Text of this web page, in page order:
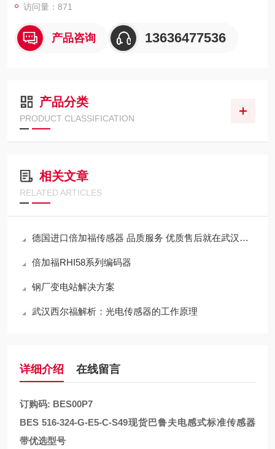
访问量：871
产品咨询 13636477536
产品分类
PRODUCT CLASSIFICATION
相关文章
RELATED ARTICLES
德国进口倍加福传感器 品质服务 优质售后就在武汉西尔福
倍加福RHI58系列编码器
钢厂变电站解决方案
武汉西尔福解析：光电传感器的工作原理
详细介绍 在线留言
订购码: BES00P7
BES 516-324-G-E5-C-S49现货巴鲁夫电感式标准传感器
带优选型号